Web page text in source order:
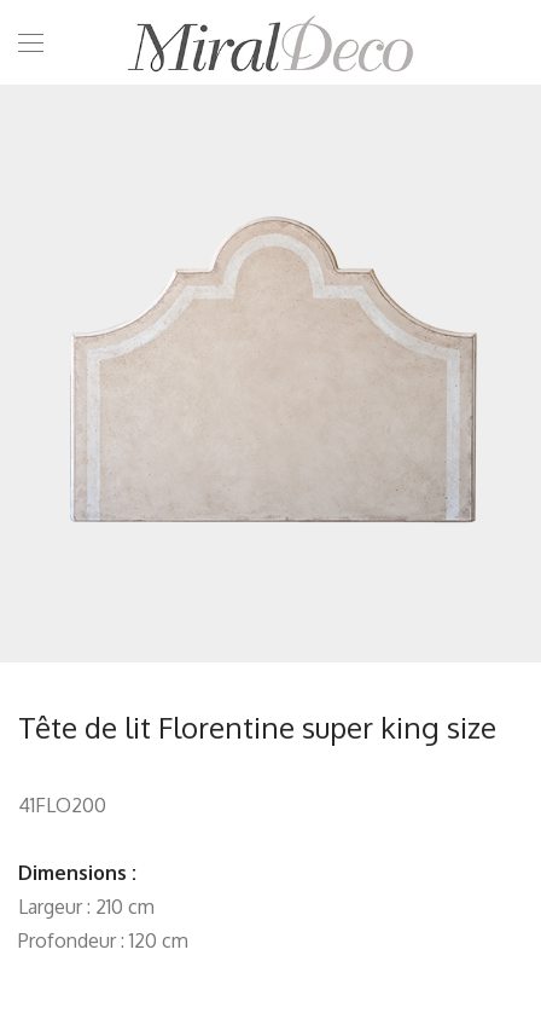
Tête de lit Florentine super king size
41FLO200
Dimensions :
Largeur : 210 cm
Profondeur : 120 cm